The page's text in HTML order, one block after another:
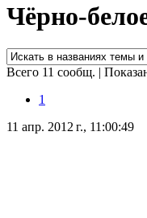
Чёрно-
Всего 11 сообщ. |
1
11 апр. 2012 г., 11:00:49